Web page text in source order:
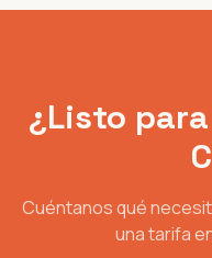
¿Listo
Cuéntanos qué
una tarifa